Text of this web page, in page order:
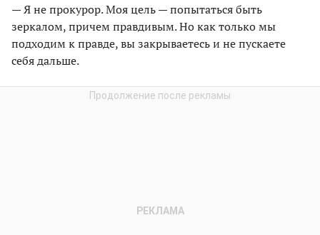
— Я не прокурор. Моя цель — попытаться быть
зеркалом, причем правдивым. Но как только мы
подходим к правде, вы закрываетесь и не пускаете
себя дальше.